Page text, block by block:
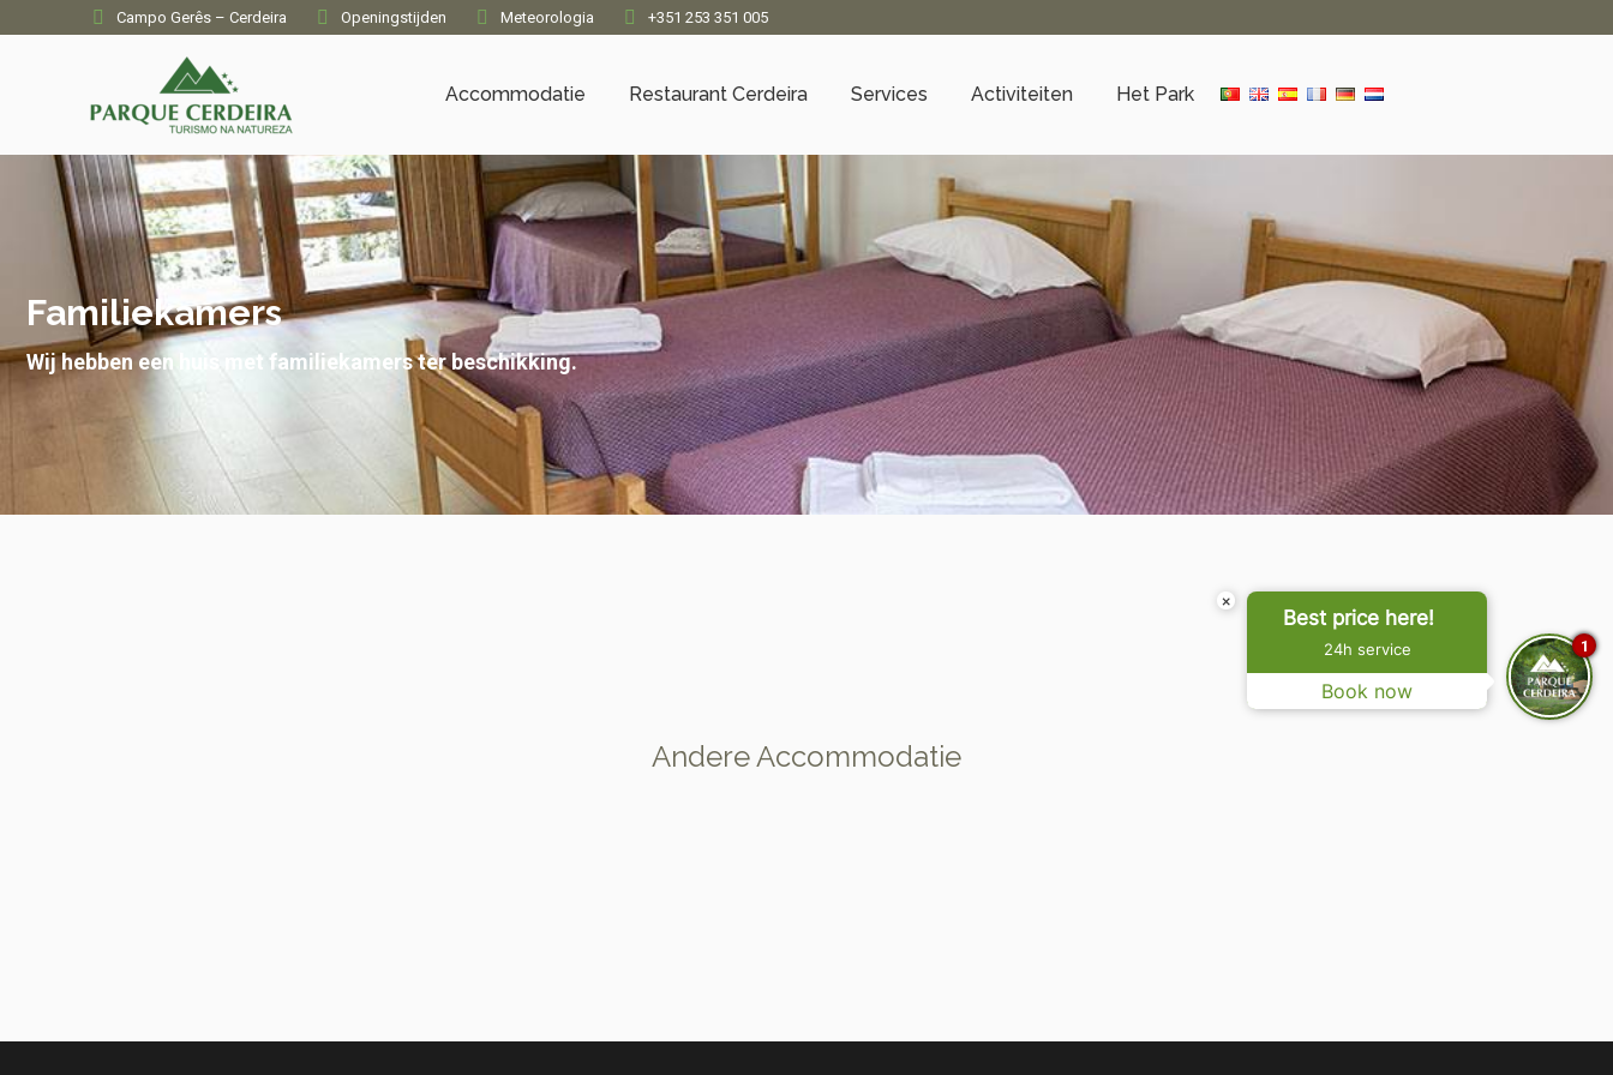
Campo Gerês – Cerdeira Openingstijden Meteorologia +351 253 351 005
Accommodatie Restaurant Cerdeira Services Activiteiten Het Park
Familiekamers
Wij hebben een huis met familiekamers ter beschikking.
Andere Accommodatie
×
Best price here!
24h service
Book now
1